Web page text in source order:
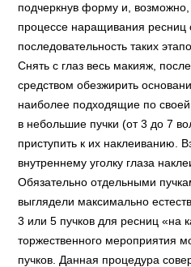
подчеркнув форму и,
процессе наращивания ресниц
последовательность таких
Снять с глаз весь макияж,
средством обезжирить
наиболее подходящие по
в небольшие пучки (от 3 до 7
приступить к их наклеиванию.
внутреннему уголку глаза
Обязательно отдельными
выглядели максимально
3 или 5 пучков для ресниц «на
торжественного мероприятия
пучков. Данная процедура